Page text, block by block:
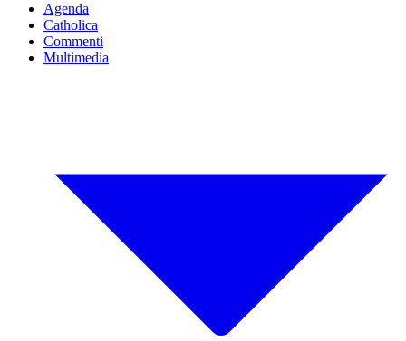
Agenda
Catholica
Commenti
Multimedia